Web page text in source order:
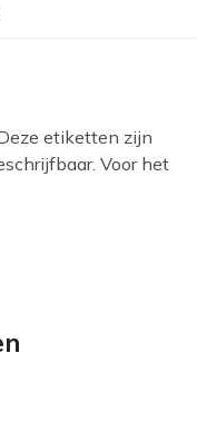
etiketten zijn
Voor het